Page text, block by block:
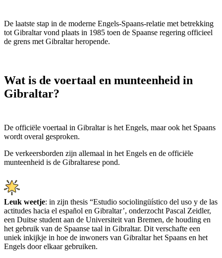
De laatste stap in de moderne Engels-Spaans-relatie met betrekking
tot Gibraltar vond plaats in 1985 toen de Spaanse regering officieel
de grens met Gibraltar heropende.
Wat is de voertaal en munteenheid in
Gibraltar?
De officiële voertaal in Gibraltar is het Engels, maar ook het Spaans
wordt overal gesproken.
De verkeersborden zijn allemaal in het Engels en de officiële
munteenheid is de Gibraltarese pond.
Leuk weetje: in zijn thesis “Estudio sociolingüístico del uso y de las
actitudes hacia el español en Gibraltar’, onderzocht Pascal Zeidler,
een Duitse student aan de Universiteit van Bremen, de houding en
het gebruik van de Spaanse taal in Gibraltar. Dit verschafte een
uniek inkijkje in hoe de inwoners van Gibraltar het Spaans en het
Engels door elkaar gebruiken.